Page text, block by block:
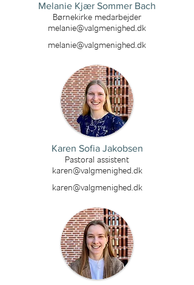
Melanie Kjær Sommer Bach
Børnekirke medarbejder
melanie@valgmenighed.dk
melanie@valgmenighed.dk
Karen Sofia Jakobsen
Pastoral assistent
karen@valgmenighed.dk
karen@valgmenighed.dk